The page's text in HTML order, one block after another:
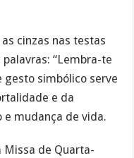
cinzas nas testas
“Lembra-te
gesto simbólico serve
e da
mudança de vida.
Missa de Quarta-